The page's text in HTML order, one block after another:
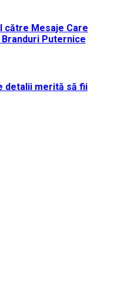
către Mesaje Care
Puternice
detalii merită să fii